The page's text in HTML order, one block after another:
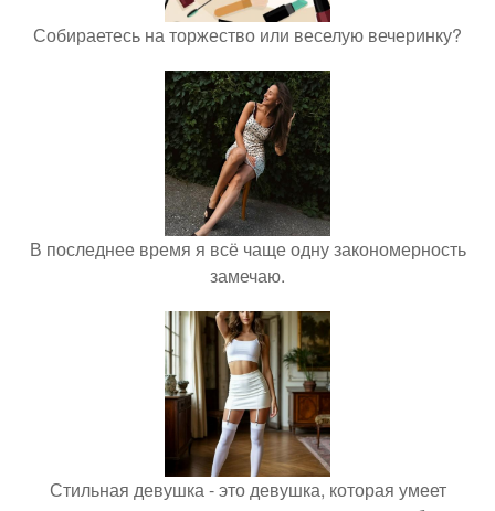
Собираетесь на торжество или веселую вечеринку?
В последнее время я всё чаще одну закономерность
замечаю.
Стильная девушка - это девушка, которая умеет